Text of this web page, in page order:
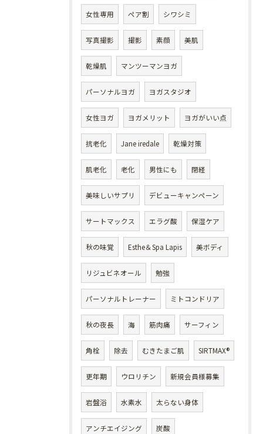
女性専用 ペア割 シワシミ
写真撮影 撮影 素顔 美肌
乾燥肌 マンツーマンヨガ
パーソナルヨガ ヨガスタジオ
女性ヨガ ヨガメリット ヨガがいい点
抗老化 Jane iredale 乾燥対策
肌老化 老化 男性にも 閉経
美味しいサプリ デビューキャンペーン
サートマックス エラグ酸 保湿ケア
秋の味覚 Esthe＆Spa Lapis 美ボディ
リジュビネオール 勉強
パーソナルトレーナー ミトコンドリア
秋の夜長 海 筋肉痛 サーフィン
角栓 除去 むきたまご肌 SIRTMAX®
更年期 ウロリチン 新規会員様募集
岩盤浴 水素水 太らない身体
アンチエイジング 炭酸